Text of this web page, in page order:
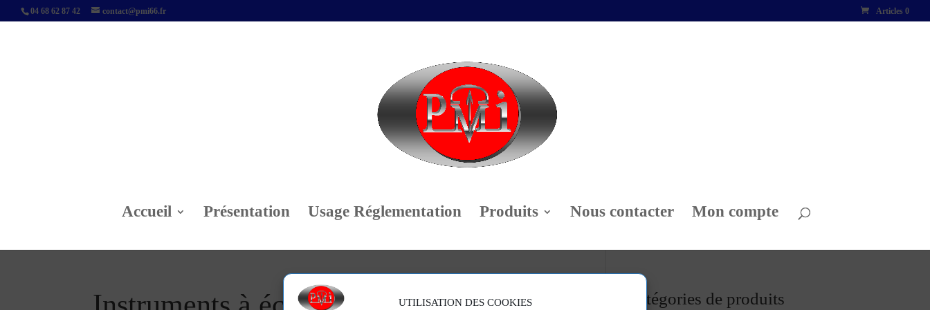
UTILISATION DES COOKIES
04 68 62 87 42 contact@pmi66.fr Articles 0
Accueil Présentation Usage Réglementation Produits Nous contacter Mon compte
Catégories de produits